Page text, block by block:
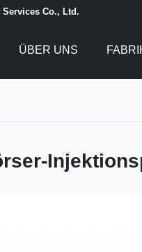
Co., Ltd.
ÜBER UNS